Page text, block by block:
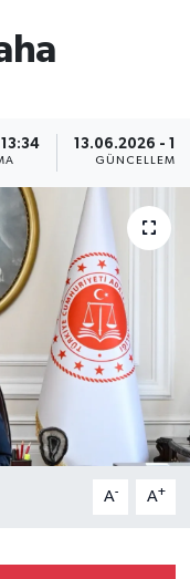
13.06.2026 -
GÜNCELLEME
A- A+